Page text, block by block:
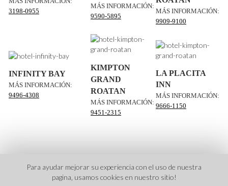
Para ayudar mejorar su experiencia con el uso de nuestra
pagina‚ usamos cookies en nuestro sitio!
3198-0955
MÁS INFORMACIÓN:
9590-5895
MÁS INFORMACIÓN:
9909-9100
INFINITY BAY
MÁS INFORMACIÓN:
9496-4308
KIMPTON
GRAND
ROATAN
MÁS INFORMACIÓN:
9451-2315
LA PLACITA
INN
MÁS INFORMACIÓN:
9666-1150